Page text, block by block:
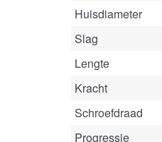
Huisdiameter
Slag
Lengte
Kracht
Schroefdraad
Progressie